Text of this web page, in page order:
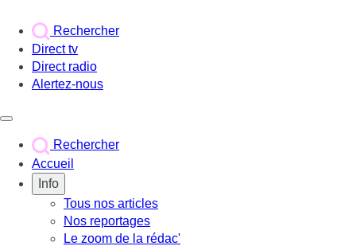
Rechercher
Direct tv
Direct radio
Alertez-nous
Rechercher
Accueil
Info
Tous nos articles
Nos reportages
Le zoom de la rédac'